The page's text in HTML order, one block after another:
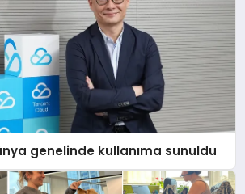
genelinde kullanıma sunuldu